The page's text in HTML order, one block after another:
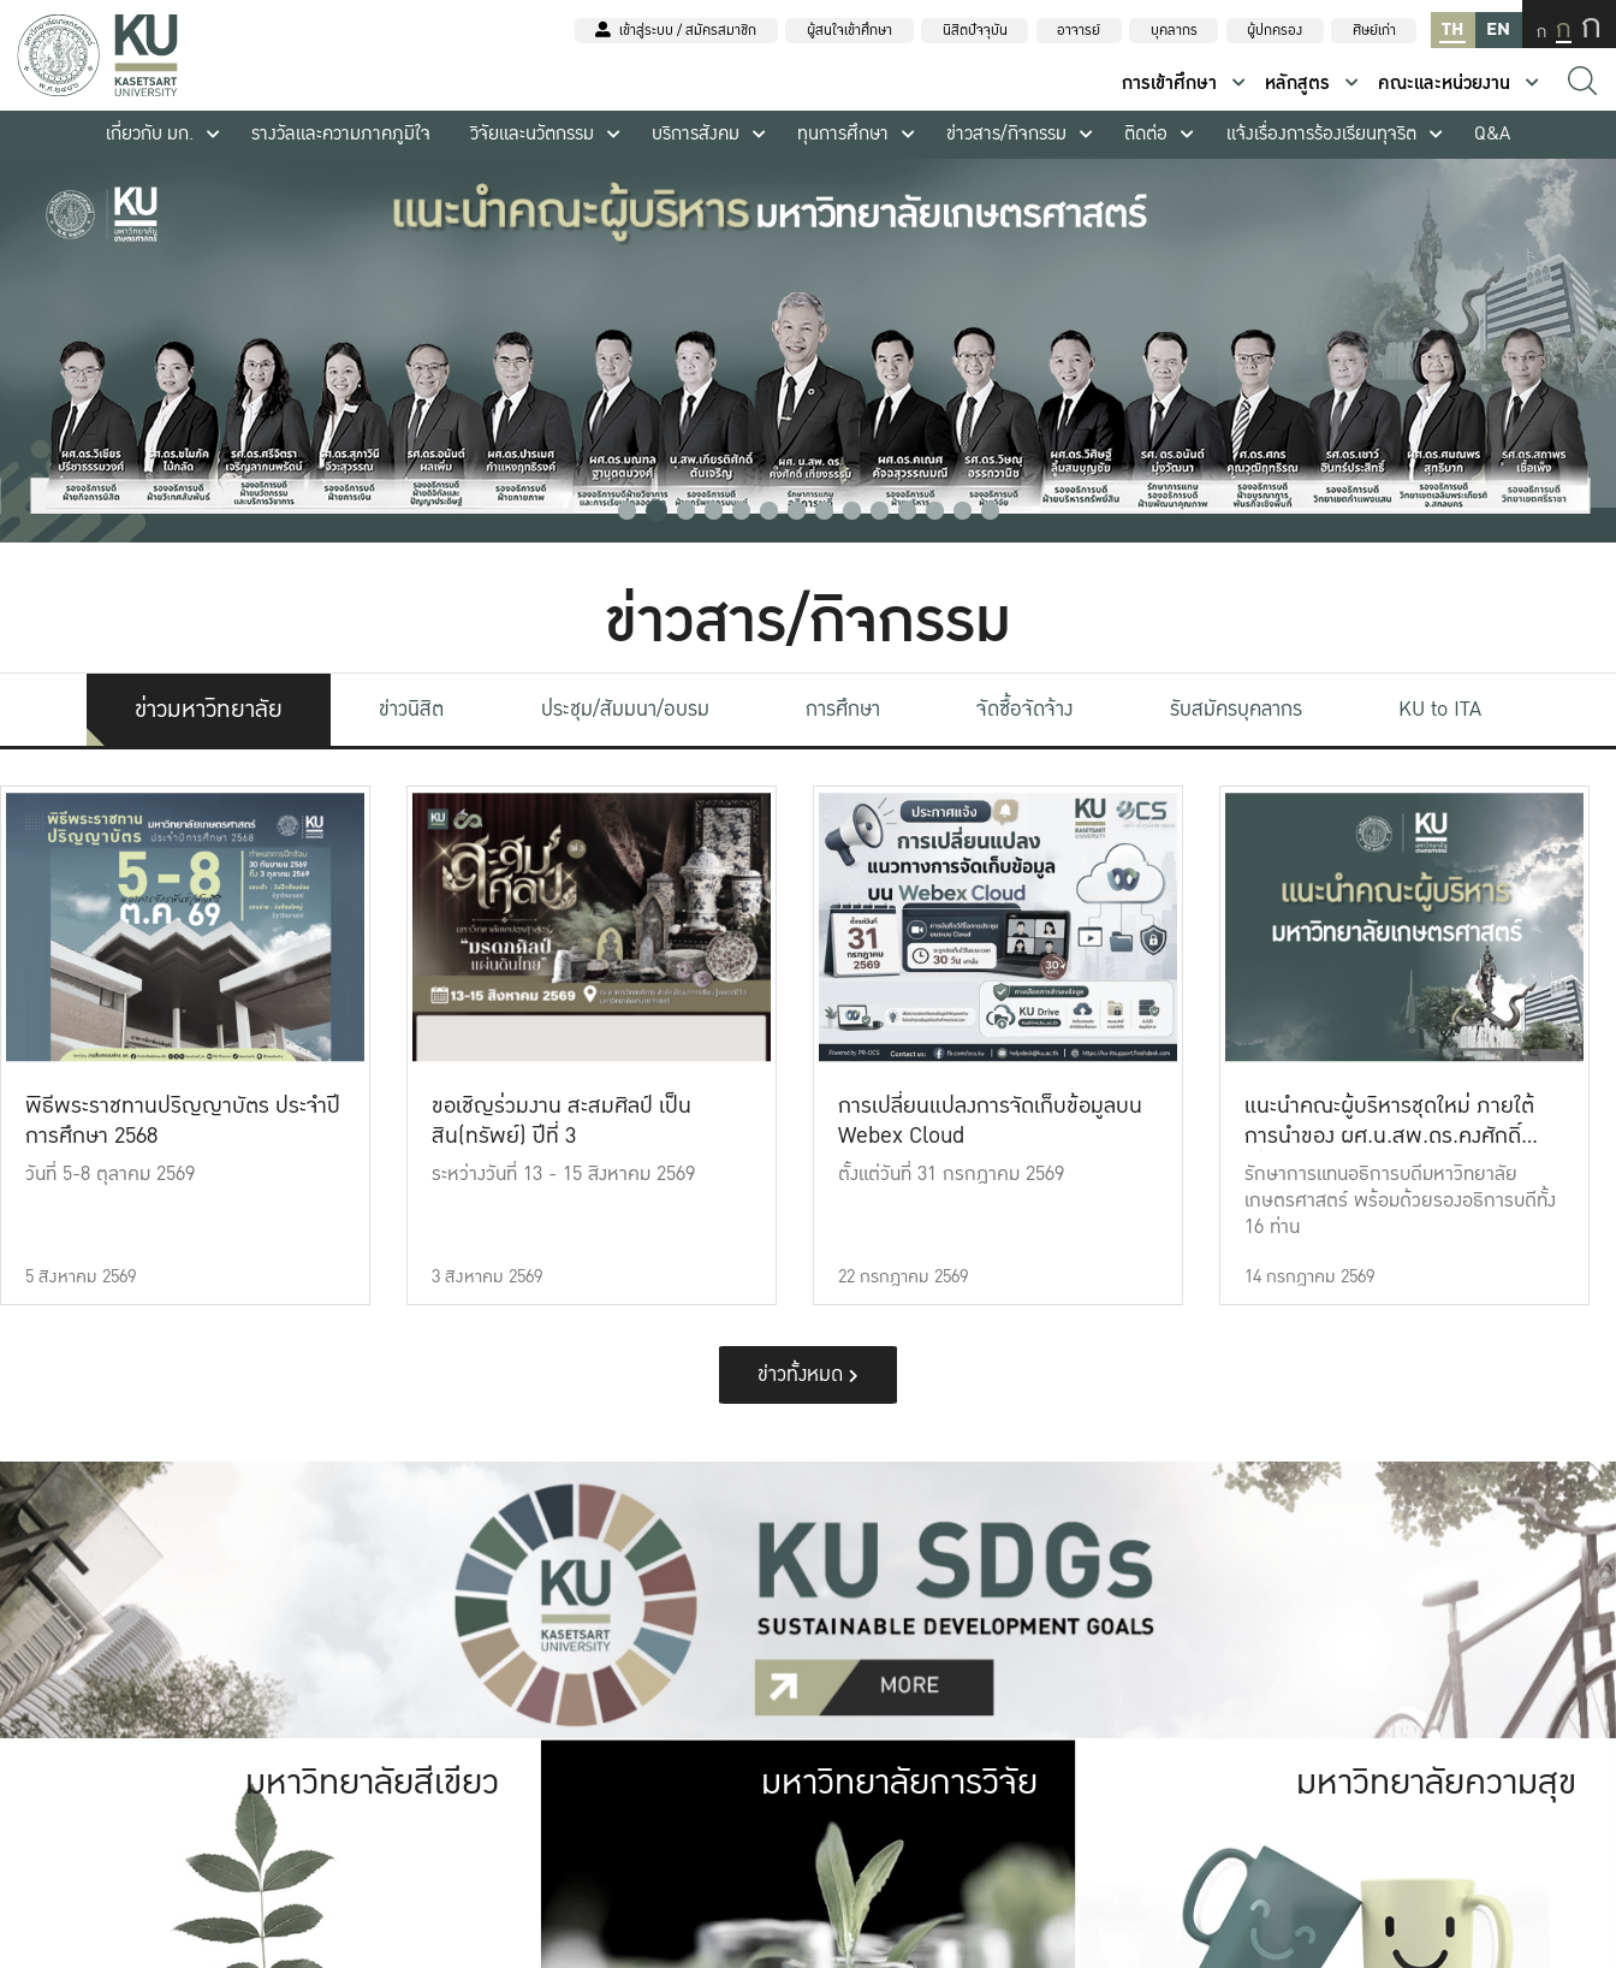
เข้าสู่ระบบ / สมัครสมาชิก ผู้สนใจเข้าศึกษา นิสิตปัจจุบัน อาจารย์ บุคลากร ผู้ปกครอง ศิษย์เก่า TH EN ก ก ก
การเข้าศึกษา หลักสูตร
คณะและหน่วยงาน
เกี่ยวกับ มก.
รางวัลและความภาคภูมิใจ วิจัยและนวัตกรรม บริการสังคม ทุนการศึกษา ข่าวสาร/กิจกรรม ติดต่อ แจ้งเรื่องการร้องเรียนทุจริต Q&A
ข่าวสาร/กิจกรรม
ข่าวมหาวิทยาลัย ข่าวนิสิต ประชุม/สัมมนา/อบรม การศึกษา จัดซื้อจัดจ้าง รับสมัครบุคลากร KU to ITA
พิธีพระราชทานปริญญาบัตร ประจำปี
การศึกษา 2568
วันที่ 5-8 ตุลาคม 2569
5 สิงหาคม 2569
ขอเชิญร่วมงาน สะสมศิลป์ เป็น
สิน(ทรัพย์) ปีที่ 3
ระหว่างวันที่ 13 - 15 สิงหาคม 2569
3 สิงหาคม 2569
การเปลี่ยนแปลงการจัดเก็บข้อมูลบน
Webex Cloud
ตั้งแต่วันที่ 31 กรกฎาคม 2569
22 กรกฎาคม 2569
แนะนำคณะผู้บริหารชุดใหม่ ภายใต้
การนำของ ผศ.น.สพ.ดร.คงศักดิ์
เที่ยงธรรม
รักษาการแทนอธิการบดีมหาวิทยาลัย
เกษตรศาสตร์ พร้อมด้วยรองอธิการบดีทั้ง
16 ท่าน
14 กรกฎาคม 2569
ข่าวทั้งหมด
มหาวิทยาลัยสีเขียว มหาวิทยาลัย
เกษตรศาสตร์ มีพื้นที่เขียวสดใส หนาแน่น
เป็นป่าในเมือง (URBAN FOREST)
เกษตรในเมือง (URBAN AGRICULTURE)
ที่นับรวมกันได้ประมาณ 1,400 ไร่
มหาวิทยาลัยการวิจัย มหาวิทยาลัย
มหาวิทยาลัยความสุข